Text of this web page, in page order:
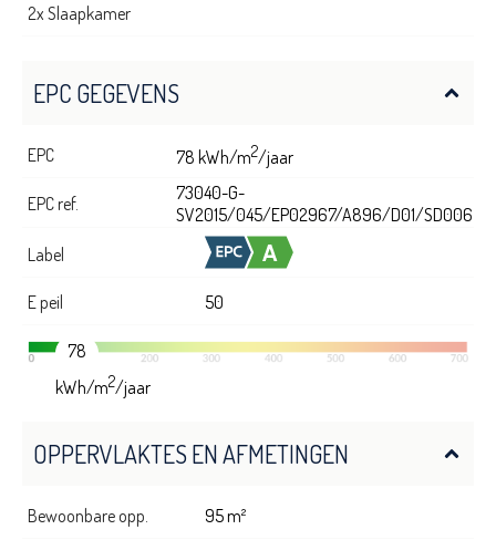
2x Slaapkamer
EPC GEGEVENS
EPC 78 kWh/m2/jaar
EPC ref.
73040-G-
SV2015/045/EP02967/A896/D01/SD006
Label
E peil 50
78
kWh/m2/jaar
OPPERVLAKTES EN AFMETINGEN
Bewoonbare opp. 95 m²